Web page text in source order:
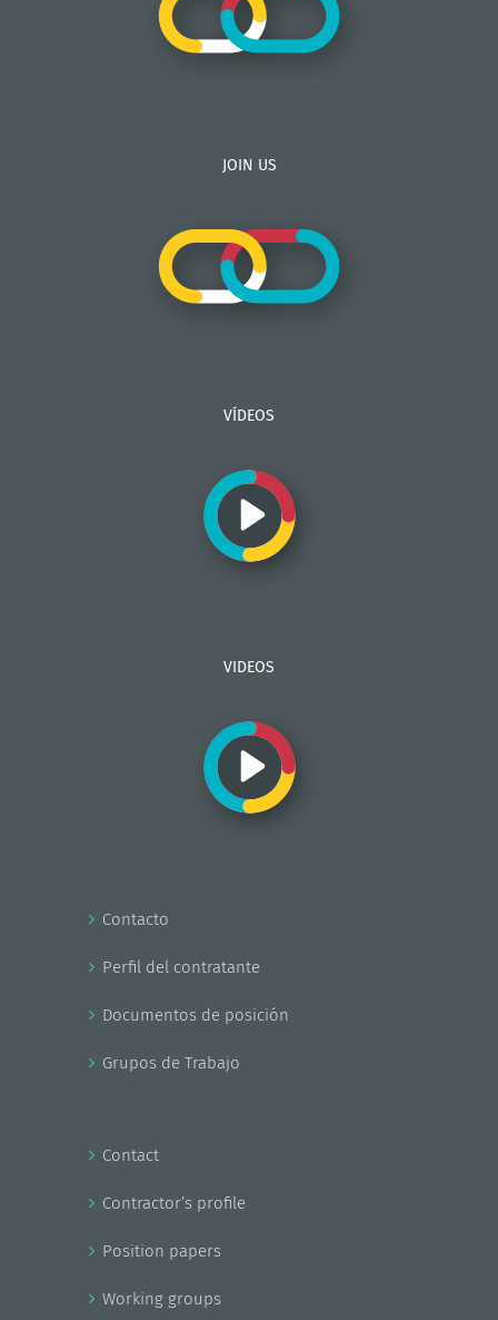
JOIN US
VÍDEOS
VIDEOS
Contacto
Perfil del contratante
Documentos de posición
Grupos de Trabajo
Contact
Contractor’s profile
Position papers
Working groups